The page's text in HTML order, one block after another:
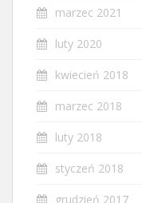
marzec 2021
luty 2020
kwiecień 2018
marzec 2018
luty 2018
styczeń 2018
grudzień 2017